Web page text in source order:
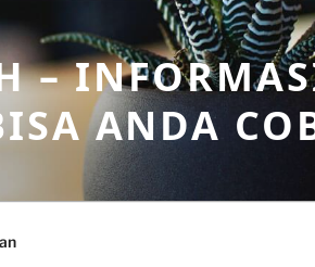
–
ANDA